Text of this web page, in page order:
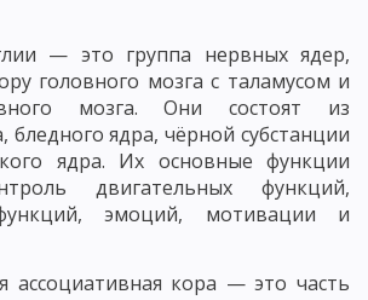
— это группа нервных ядер,
головного мозга с таламусом и
мозга. Они состоят из
бледного ядра, чёрной субстанции
ядра. Их основные функции
двигательных функций,
эмоций, мотивации и
ассоциативная кора — это часть